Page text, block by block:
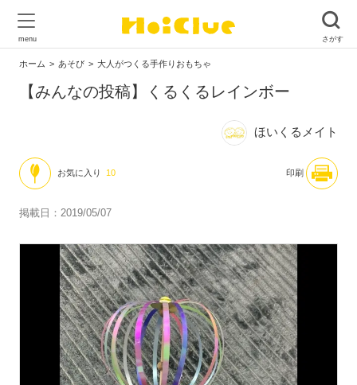
ホーム あそび 大人がつくる手作りおもちゃ
【みんなの投稿】くるくるレインボー
ほいくるメイト
お気に入り 10 印刷
掲載日：2019/05/07